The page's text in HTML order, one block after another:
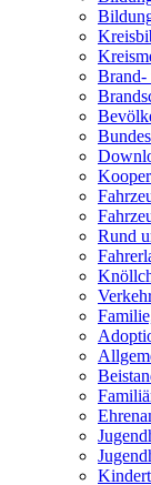
Brand-
Rund